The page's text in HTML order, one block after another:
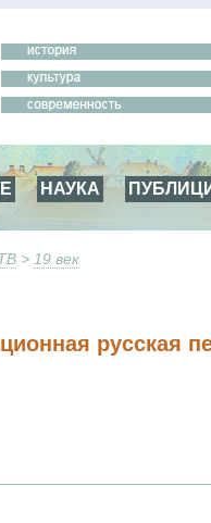
НАУКА
> 19 век
русская